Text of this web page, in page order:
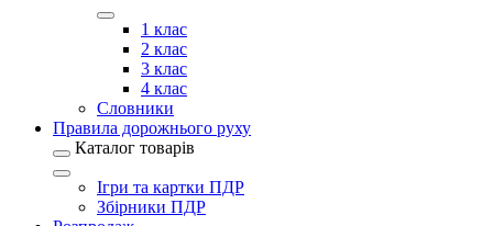
1 клас
2 клас
3 клас
4 клас
Словники
Правила дорожнього руху
Каталог товарів
Ігри та картки ПДР
Збірники ПДР